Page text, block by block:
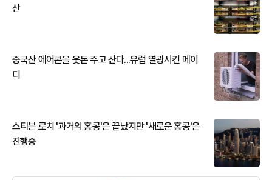
산
중국산 에어콘을 웃돈 주고 산다...유럽 열광시킨 메이
디
스티븐 로치 '과거의 홍콩'은 끝났지만 '새로운 홍콩'은
진행중